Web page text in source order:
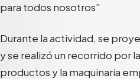
para todos nosotros”
Durante la actividad, se
y se realizó un recorrido por
productos y la maquinaria